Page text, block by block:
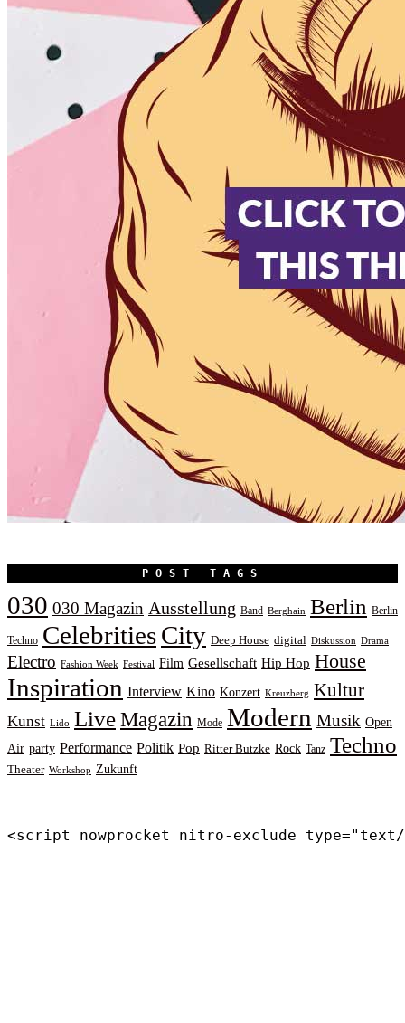
POST TAGS
030 030 Magazin Ausstellung Band Berghain Berlin Berlin
Techno CelebritiesCity Deep House digital Diskussion Drama
Electro Fashion Week Festival Film Gesellschaft Hip Hop House
Inspiration Interview Kino Konzert Kreuzberg Kultur
Kunst Lido LiveMagazin Mode Modern Musik Open
Air party Performance Politik Pop Ritter Butzke Rock Tanz Techno
Theater Workshop Zukunft
<script nowprocket nitro-exclude type="text/